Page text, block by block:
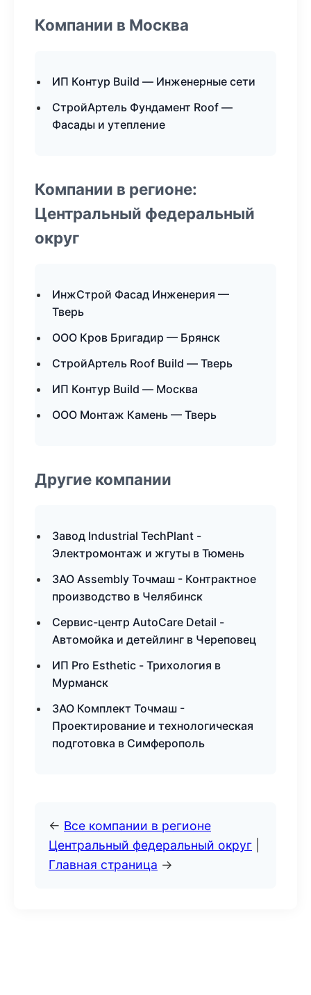
Компании в Москва
ИП Контур Build — Инженерные сети
СтройАртель Фундамент Roof —
Фасады и утепление
Компании в регионе:
Центральный федеральный
округ
ИнжСтрой Фасад Инженерия —
Тверь
ООО Кров Бригадир — Брянск
СтройАртель Roof Build — Тверь
ИП Контур Build — Москва
ООО Монтаж Камень — Тверь
Другие компании
Завод Industrial TechPlant -
Электромонтаж и жгуты в Тюмень
ЗАО Assembly Точмаш - Контрактное
производство в Челябинск
Сервис-центр AutoCare Detail -
Автомойка и детейлинг в Череповец
ИП Pro Esthetic - Трихология в
Мурманск
ЗАО Комплект Точмаш -
Проектирование и технологическая
подготовка в Симферополь
← Все компании в регионе
Центральный федеральный округ
Главная страница →